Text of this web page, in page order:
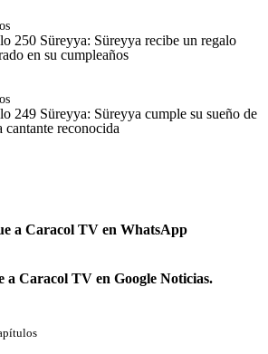
250 Süreyya: Süreyya recibe un regalo
en su cumpleaños
249 Süreyya: Süreyya cumple su sueño de
cantante reconocida
a Caracol TV en WhatsApp
a Caracol TV en Google Noticias.